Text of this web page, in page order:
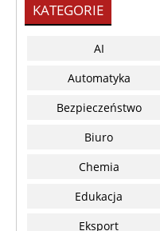
KATEGORIE
AI
Automatyka
Bezpieczeństwo
Biuro
Chemia
Edukacja
Eksport